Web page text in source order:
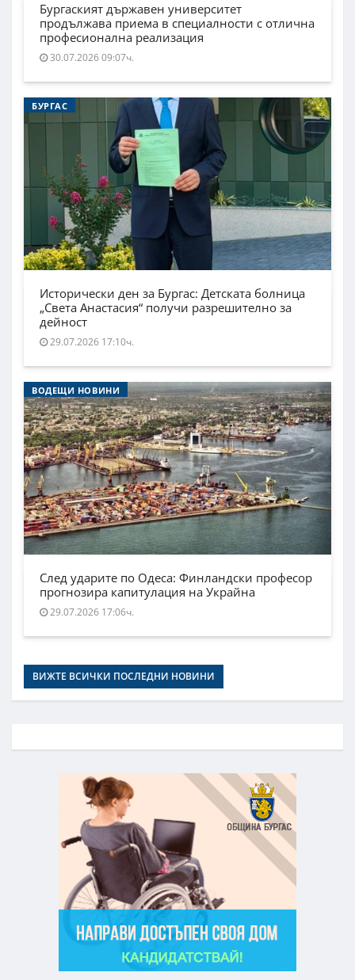
Бургаският държавен университет
продължава приема в специалности с отлична
професионална реализация
30.07.2026 09:07ч.
БУРГАС
Исторически ден за Бургас: Детската болница
„Света Анастасия“ получи разрешително за
дейност
29.07.2026 17:10ч.
ВОДЕЩИ НОВИНИ
След ударите по Одеса: Финландски професор
прогнозира капитулация на Украйна
29.07.2026 17:06ч.
ВИЖТЕ ВСИЧКИ ПОСЛЕДНИ НОВИНИ